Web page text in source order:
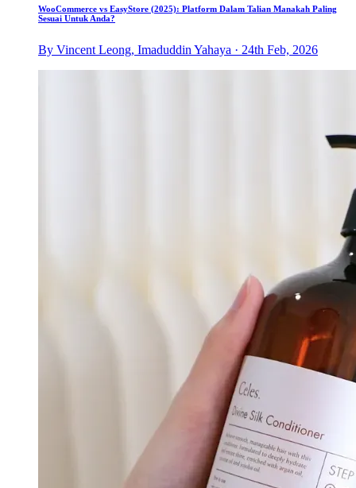
WooCommerce vs EasyStore (2025): Platform Dalam Talian Manakah Paling
Sesuai Untuk Anda?
By Vincent Leong, Imaduddin Yahaya · 24th Feb, 2026